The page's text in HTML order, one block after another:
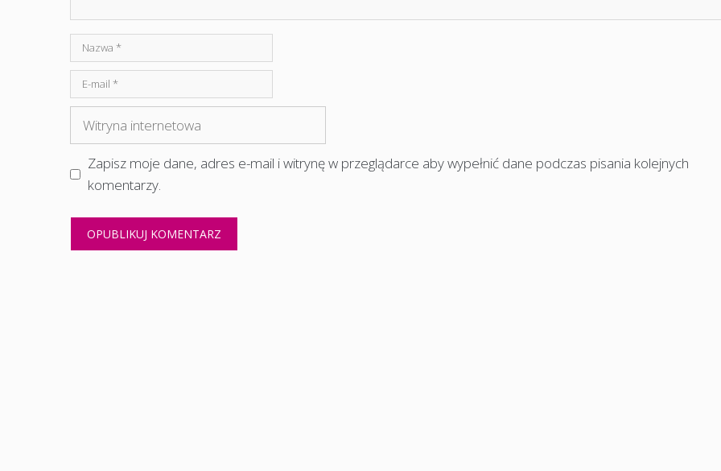
Nazwa
mail
Witryna
internetowa
Zapisz moje dane, adres e-mail i witrynę w przeglądarce aby wypełnić dane podczas pisania kolejnych
komentarzy.